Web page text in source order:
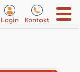
Login Kontakt